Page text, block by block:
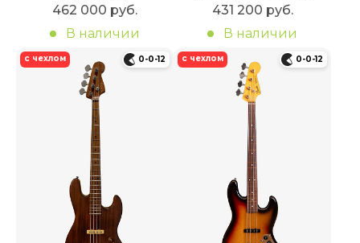
462 000 руб.
В наличии
431 200 руб.
В наличии
с чехлом 0-0-12 с чехлом 0-0-12